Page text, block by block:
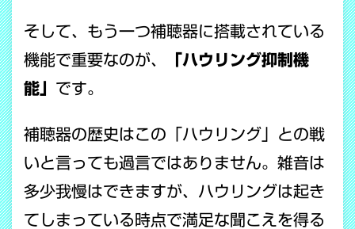
そして、もう一つ補聴器に搭載されている
機能で重要なのが、
「ハウリング抑制機
能」 です。
補聴器の歴史はこの「ハウリング」との戦
いと言っても過言ではありません。雑音は
多少我慢はできますが、ハウリングは起き
てしまっている時点で満足な聞こえを得る